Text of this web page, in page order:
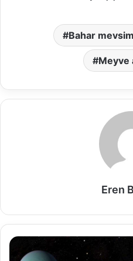
Bahar
Meyve
Eren